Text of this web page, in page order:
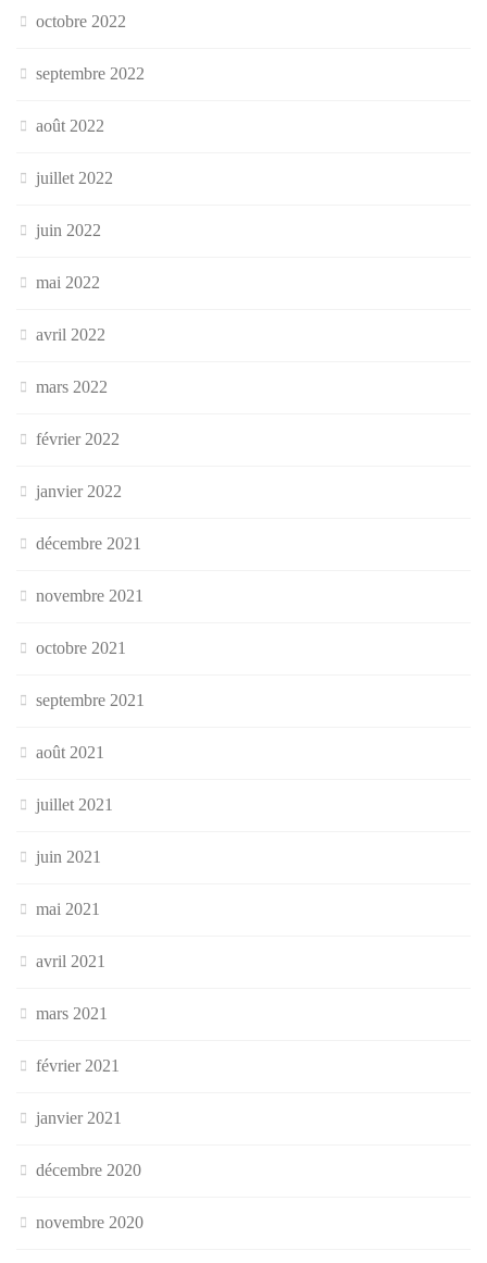
octobre 2022
septembre 2022
août 2022
juillet 2022
juin 2022
mai 2022
avril 2022
mars 2022
février 2022
janvier 2022
décembre 2021
novembre 2021
octobre 2021
septembre 2021
août 2021
juillet 2021
juin 2021
mai 2021
avril 2021
mars 2021
février 2021
janvier 2021
décembre 2020
novembre 2020